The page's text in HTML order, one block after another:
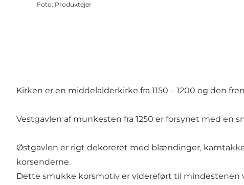
Foto: Produktejer
Kirken er en middelalderkirke fra 1150 – 1200 og den
Vestgavlen af munkesten fra 1250 er forsynet med en
Østgavlen er rigt dekoreret med blændinger,
korsenderne.
Dette smukke korsmotiv er videreført til